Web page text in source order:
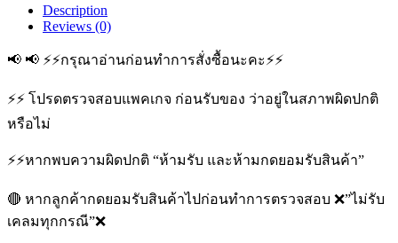
Description
Reviews (0)
📢 📢 ⚡️⚡️กรุณาอ่านก่อนทำการสั่งซื้อนะคะ⚡️⚡️
⚡️⚡️ โปรดตรวจสอบแพคเกจ ก่อนรับของ ว่าอยู่ในสภาพผิดปกติ
หรือไม่
⚡️⚡️หากพบความผิดปกติ “ห้ามรับ และห้ามกดยอมรับสินค้า”
🔴 หากลูกค้ากดยอมรับสินค้าไปก่อนทำการตรวจสอบ ❌”ไม่รับ
เคลมทุกกรณี”❌